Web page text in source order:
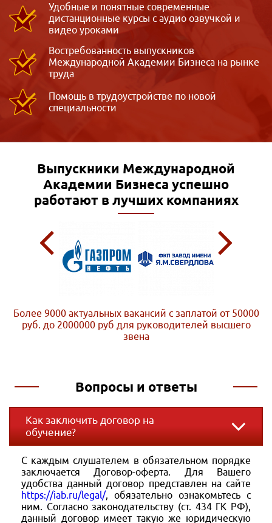
Удобные и понятные современные
дистанционные курсы с аудио озвучкой и
видео уроками
Востребованность выпускников
Международной Академии Бизнеса на рынке
труда
Помощь в трудоустройстве по новой
специальности
Выпускники Международной
Академии Бизнеса успешно
работают в лучших компаниях
Более 9000 актуальных вакансий с заплатой от 50000
руб. до 2000000 руб для руководителей высшего
звена
Вопросы и ответы
Как заключить договор на
обучение?
С каждым слушателем в обязательном порядке
заключается Договор-оферта. Для Вашего
удобства данный договор представлен на сайте
https://iab.ru/legal/, обязательно ознакомьтесь с
ним. Согласно законодательству (ст. 434 ГК РФ),
данный договор имеет такую же юридическую